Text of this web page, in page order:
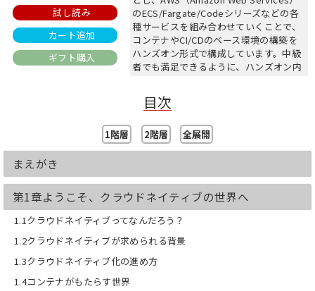
試し読み
カート追加
ギフト購入
のECS/Fargate/Codeシリーズなどの各
種サービスを組み合わせていくことで、
コンテナやCI/CDのベース環境の構築を
ハンズオン形式で構成しています。中級
者でも満足できるように、ハンズオン内
なども記載しています。
第1章 ようこそ、クラウドネイティブ
の世界へ
ィブサービス
第3章 コンテナサービスの構築
第4章 CI/CDの構築
付録A アカウントを跨いだステージン
グ環境へのリリース
目次
1階層 2階層 全展開
まえがき
第1章ようこそ、クラウドネイティブの世界へ
1.1クラウドネイティブってなんだろう？
1.2クラウドネイティブが求められる背景
1.3クラウドネイティブ化の進め方
1.4コンテナがもたらす世界